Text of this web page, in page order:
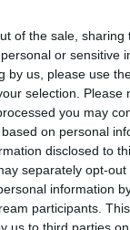
of the sale, sharing
or sensitive
by us, please use
selection. Please
you may
on personal
disclosed to
separately opt-
information
participants.
nem
26.
szüksége van